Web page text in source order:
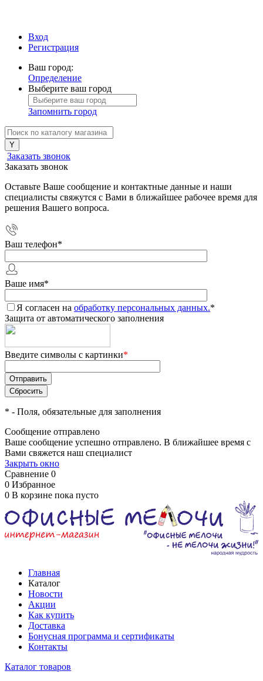
Вход
Регистрация
Ваш город:
Определение
Выберите ваш город
Запомнить город
Заказать звонок
Заказать звонок
Оставьте Ваше сообщение и контактные данные и наши
специалисты свяжутся с Вами в ближайшее рабочее время для
решения Вашего вопроса.
Ваш телефон*
Ваше имя*
Я согласен на обработку персональных данных.*
Защита от автоматического заполнения
Введите символы с картинки*
* - Поля, обязательные для заполнения
Сообщение отправлено
Ваше сообщение успешно отправлено. В ближайшее время с
Вами свяжется наш специалист
Закрыть окно
Сравнение 0
0 Избранное
0 В корзине пока пусто
Главная
Каталог
Новости
Акции
Как купить
Доставка
Бонусная программа и сертификаты
Контакты
Каталог товаров